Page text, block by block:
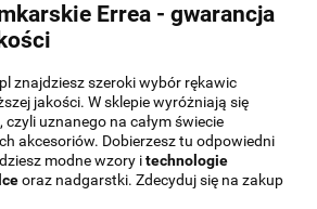
Errea - gwarancja
znajdziesz szeroki wybór rękawic
jakości. W sklepie wyróżniają się
, czyli uznanego na całym świecie
akcesoriów. Dobierzesz tu odpowiedni
modne wzory itechnologie
oraz nadgarstki. Zdecyduj się na zakup